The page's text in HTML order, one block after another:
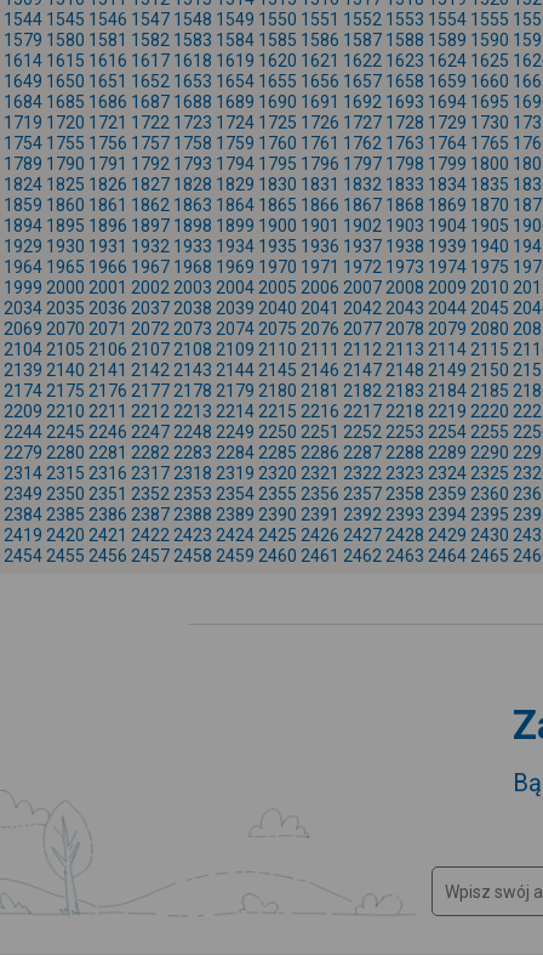
1544 1545 1546 1547 1548 1549 1550 1551 1552 1553 1554 1555
1579 1580 1581 1582 1583 1584 1585 1586 1587 1588 1589 1590
1614 1615 1616 1617 1618 1619 1620 1621 1622 1623 1624 1625
1649 1650 1651 1652 1653 1654 1655 1656 1657 1658 1659 1660
1684 1685 1686 1687 1688 1689 1690 1691 1692 1693 1694 1695
1719 1720 1721 1722 1723 1724 1725 1726 1727 1728 1729 1730
1754 1755 1756 1757 1758 1759 1760 1761 1762 1763 1764 1765
1789 1790 1791 1792 1793 1794 1795 1796 1797 1798 1799 1800
1824 1825 1826 1827 1828 1829 1830 1831 1832 1833 1834 1835
1859 1860 1861 1862 1863 1864 1865 1866 1867 1868 1869 1870
1894 1895 1896 1897 1898 1899 1900 1901 1902 1903 1904 1905
1929 1930 1931 1932 1933 1934 1935 1936 1937 1938 1939 1940
1964 1965 1966 1967 1968 1969 1970 1971 1972 1973 1974 1975
1999 2000 2001 2002 2003 2004 2005 2006 2007 2008 2009 2010
2034 2035 2036 2037 2038 2039 2040 2041 2042 2043 2044 2045
2069 2070 2071 2072 2073 2074 2075 2076 2077 2078 2079 2080
2104 2105 2106 2107 2108 2109 2110 2111 2112 2113 2114 2115
2139 2140 2141 2142 2143 2144 2145 2146 2147 2148 2149 2150
2174 2175 2176 2177 2178 2179 2180 2181 2182 2183 2184 2185
2209 2210 2211 2212 2213 2214 2215 2216 2217 2218 2219 2220
2244 2245 2246 2247 2248 2249 2250 2251 2252 2253 2254 2255
2279 2280 2281 2282 2283 2284 2285 2286 2287 2288 2289 2290
2314 2315 2316 2317 2318 2319 2320 2321 2322 2323 2324 2325
2349 2350 2351 2352 2353 2354 2355 2356 2357 2358 2359 2360
2384 2385 2386 2387 2388 2389 2390 2391 2392 2393 2394 2395
2419 2420 2421 2422 2423 2424 2425 2426 2427 2428 2429 2430
2454 2455 2456 2457 2458 2459 2460 2461 2462 2463 2464 2465